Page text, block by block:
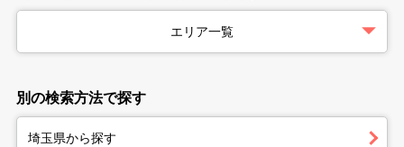
エリア一覧
別の検索方法で探す
埼玉県から探す